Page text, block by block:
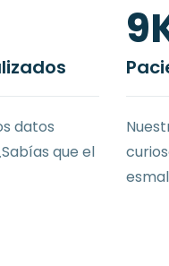
datos
que el
17